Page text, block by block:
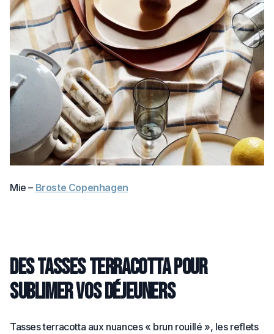
Mie – Broste Copenhagen
Des tasses terracotta pour
sublimer vos déjeuners
Tasses terracotta aux nuances « brun rouillé », les reflets